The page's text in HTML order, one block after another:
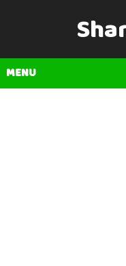
MENU